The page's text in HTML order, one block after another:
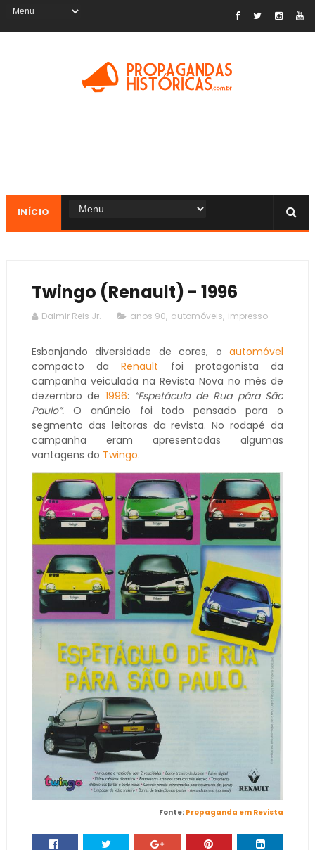
INÍCIO
Twingo (Renault) - 1996
Dalmir Reis Jr. anos 90, automóveis, impresso
Esbanjando diversidade de cores, oautomóvel
compacto daRenault foi protagonista da
campanha veiculada na Revista Nova no mês de
dezembro de 1996: “Espetáculo de Rua pára São
Paulo”.O anúncio foi todo pensado para o
segmento das leitoras da revista. No rodapé da
campanha eram apresentadas algumas
vantagens do Twingo.
Fonte: Propaganda em Revista